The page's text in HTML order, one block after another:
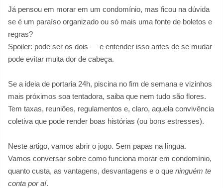
Já pensou em morar em um condomínio, mas ficou na dúvida
se é um paraíso organizado ou só mais uma fonte de boletos e
regras?
Spoiler: pode ser os dois — e entender isso antes de se mudar
pode evitar muita dor de cabeça.
Se a ideia de portaria 24h, piscina no fim de semana e vizinhos
mais próximos soa tentadora, saiba que nem tudo são flores.
Tem taxas, reuniões, regulamentos e, claro, aquela convivência
coletiva que pode render boas histórias (ou bons estresses).
Neste artigo, vamos abrir o jogo. Sem papas na língua.
Vamos conversar sobre como funciona morar em condomínio,
quanto custa, as vantagens, desvantagens e o que ninguém te
conta por aí.